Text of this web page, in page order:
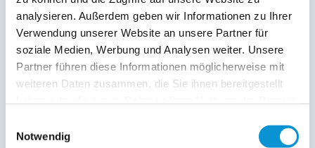
analysieren. Außerdem geben wir Informationen zu Ihrer
Verwendung unserer Website an unsere Partner für
soziale Medien, Werbung und Analysen weiter. Unsere
Partner führen diese Informationen möglicherweise mit
weiteren Daten zusammen, die Sie ihnen bereitgestellt
Notwendig
Service:
Strandkorb am Strand
Verpflegung: